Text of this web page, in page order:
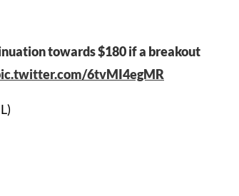
towards $180 if a breakout
6tvMI4egMR